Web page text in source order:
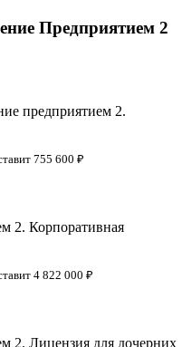
Предприятием 2
предприятием 2.
755 600 ₽
2. Корпоративная
4 822 000 ₽
2. Лицензия для дочерних